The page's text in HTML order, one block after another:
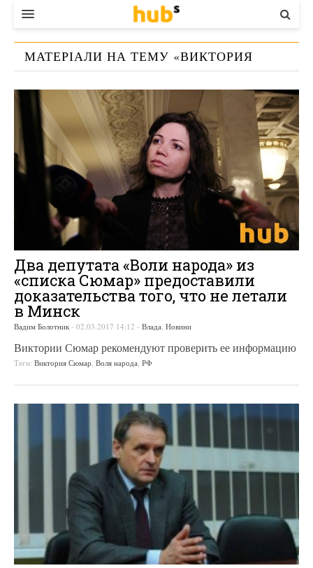
ВЛАДА
ЕКОНОМІКА
СТАРТЕР
КОНТАКТИ
МАТЕРІАЛИ НА ТЕМУ «ВИКТОРИЯ
Два депутата «Воли народа» из
«списка Сюмар» предоставили
доказательства того, что не летали
в Минск
Вадим Болотник - 02.03.2017 14:12 - Влада Новини
Виктории Сюмар рекомендуют проверить ее информацию
Теги: Виктория Сюмар Воля народа РФ